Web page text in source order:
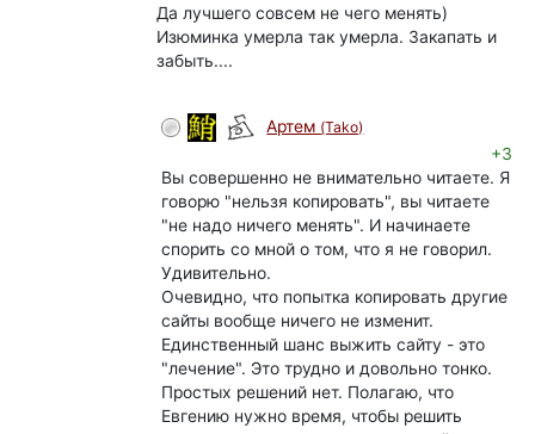
Да лучшего совсем не чего менять)
Изюминка умерла так умерла. Закапать и
забыть....
Артем (Tako)
+3
Вы совершенно не внимательно читаете. Я
говорю "нельзя копировать", вы читаете
"не надо ничего менять". И начинаете
спорить со мной о том, что я не говорил.
Удивительно.
Очевидно, что попытка копировать другие
сайты вообще ничего не изменит.
Единственный шанс выжить сайту - это
"лечение". Это трудно и довольно тонко.
Простых решений нет. Полагаю, что
Евгению нужно время, чтобы решить